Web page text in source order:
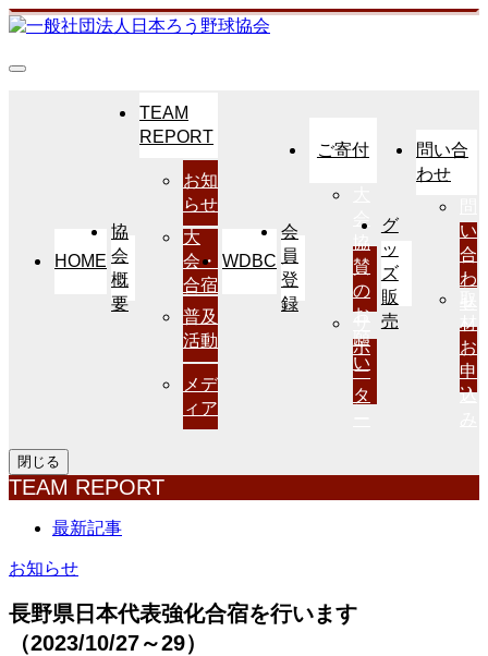
HOME
協
会
概
要
TEAM
REPORT
お知
らせ
大
会・
合宿
普及
活動
メデ
ィア
WDBC
会
員
登
録
ご寄付
協
賛
の
お
願
い
ポ
ー
タ
グ
ッ
ズ
販
売
問い合
わせ
い
合
わ
材
お
申
込
閉じる
TEAM REPORT
最新記事
お知らせ
長野県日本代表強化合宿を行います
（2023/10/27～29）